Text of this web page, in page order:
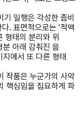
기 일행은 각성한 좀비
다.표면적으로는‘적맥
형태의 분리와 위
분 아래 감춰진 음
에서 또 다른 형태
작품은 누군가의 사악
핵심임을 집요하게 파